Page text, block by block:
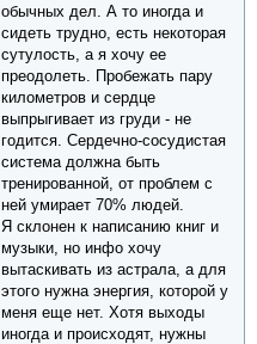
обычных дел. А то иногда и
сидеть трудно, есть некоторая
сутулость, а я хочу ее
преодолеть. Пробежать пару
километров и сердце
выпрыгивает из груди - не
годится. Сердечно-сосудистая
система должна быть
тренированной, от проблем с
ней умирает 70% людей.
Я склонен к написанию книг и
музыки, но инфо хочу
вытаскивать из астрала, а для
этого нужна энергия, которой у
меня еще нет. Хотя выходы
иногда и происходят, нужны